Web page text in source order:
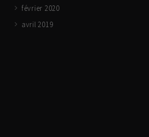
février 2020
avril 2019